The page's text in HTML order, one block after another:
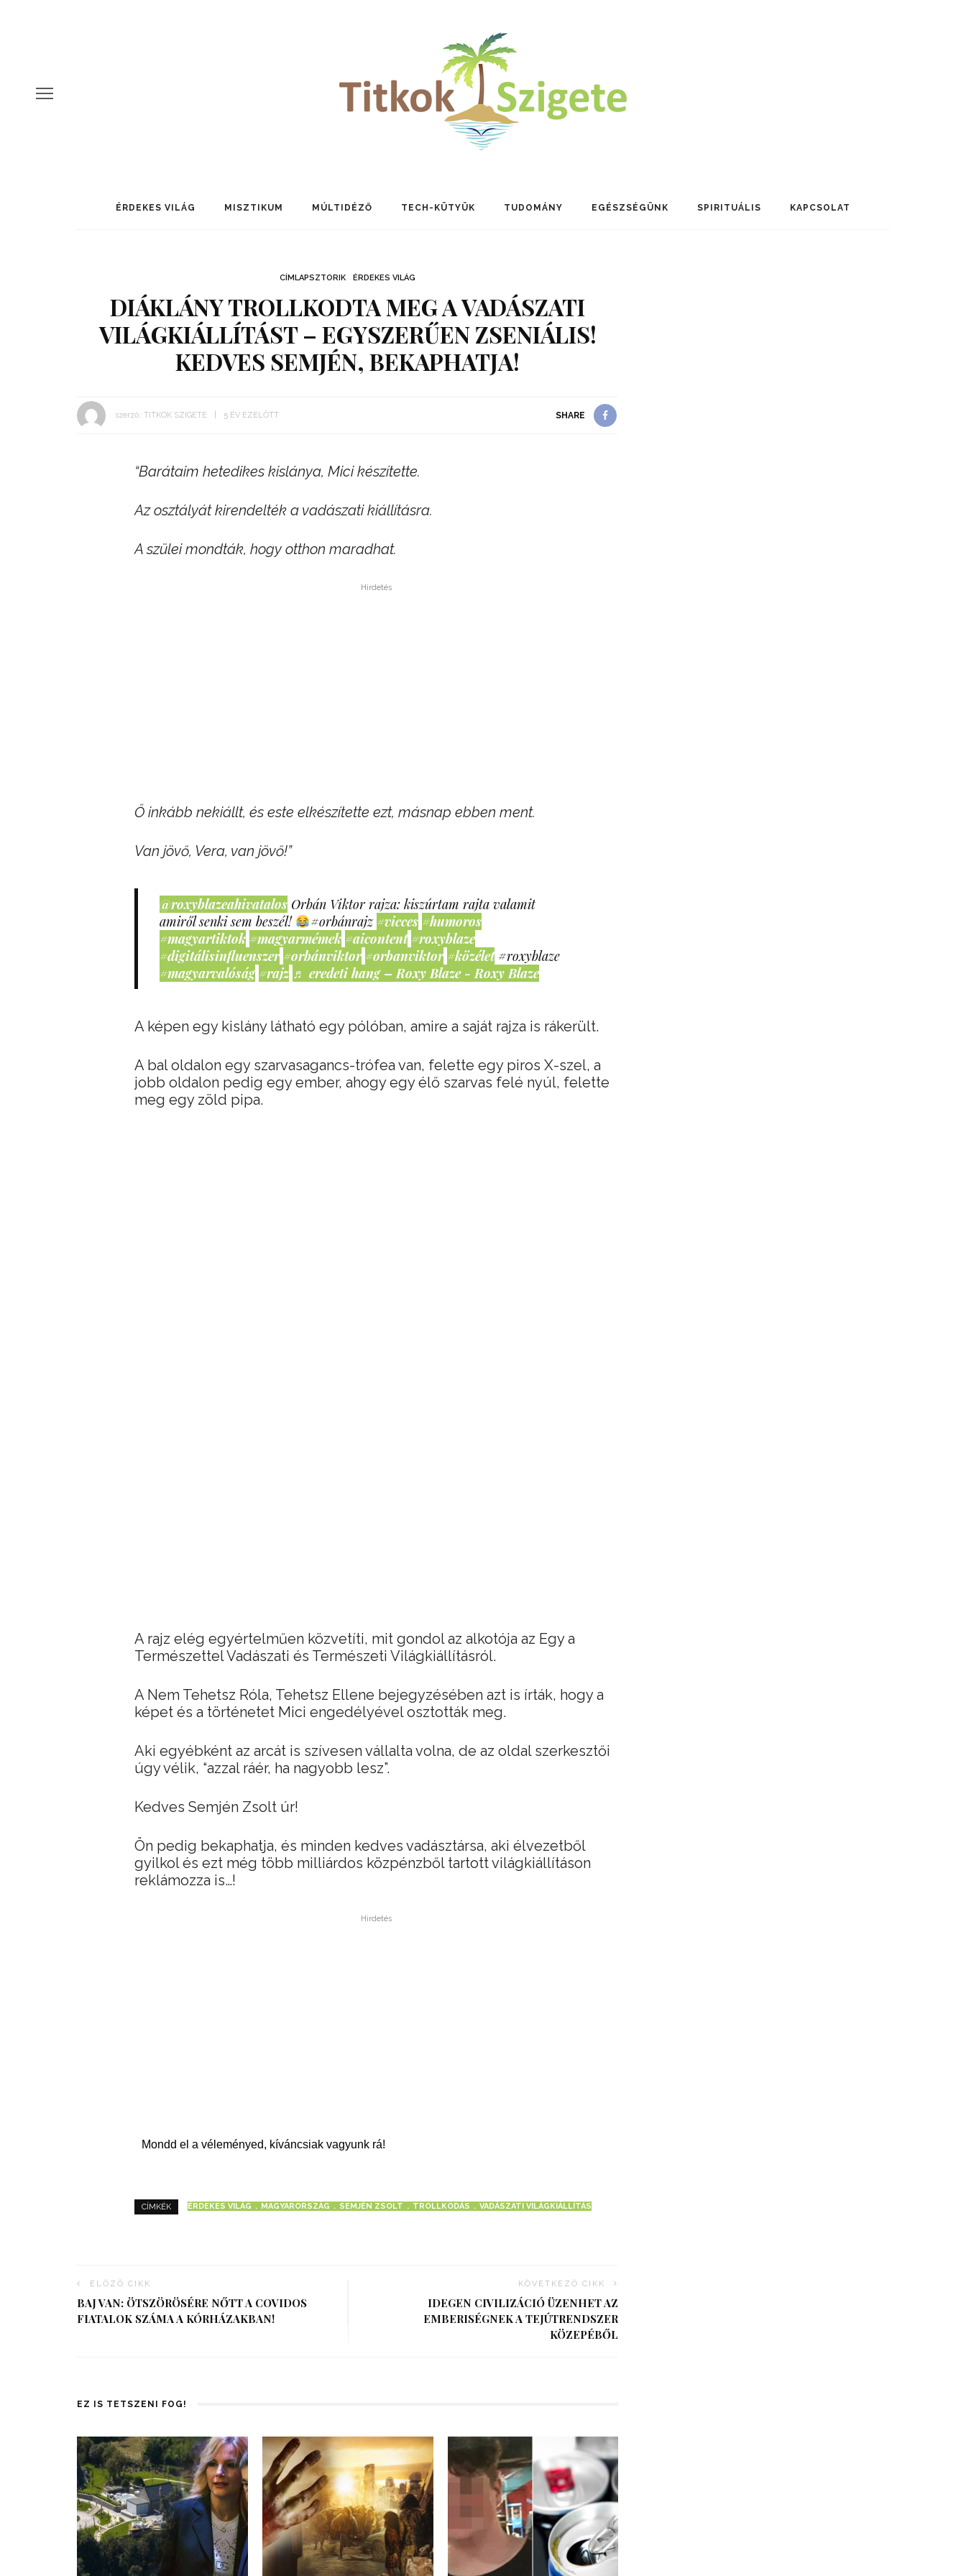
ÉRDEKES VILÁG MISZTIKUM MÚLTIDÉZŐ TECH-KÜTYÜK TUDOMÁNY EGÉSZSÉGÜNK SPIRITUÁLIS KAPCSOLAT
CÍMLAPSZTORIK ÉRDEKES VILÁG
DIÁKLÁNY TROLLKODTA MEG A VADÁSZATI
VILÁGKIÁLLÍTÁST – EGYSZERŰEN ZSENIÁLIS!
KEDVES SEMJÉN, BEKAPHATJA!
szerző: TITKOK SZIGETE 5 ÉV EZELŐTT SHARE
“Barátaim hetedikes kislánya, Mici készítette.
Az osztályát kirendelték a vadászati kiállításra.
A szülei mondták, hogy otthon maradhat.
Hirdetés
Ő inkább nekiállt, és este elkészítette ezt, másnap ebben ment.
Van jövő, Vera, van jövő!”
@roxyblazeahivatalos Orbán Viktor rajza: kiszúrtam rajta valamit
amiről senki sem beszél!
#orbánrajz #vicces #humoros
#magyartiktok #magyarmémek #aicontent #roxyblaze
#digitálisinfluenszer #orbánviktor #orbanviktor #közélet #roxyblaze
#magyarvalóság #rajz ♬ eredeti hang – Roxy Blaze - Roxy Blaze
A képen egy kislány látható egy pólóban, amire a saját rajza is rákerült.
A bal oldalon egy szarvasagancs-trófea van, felette egy piros X-szel, a
jobb oldalon pedig egy ember, ahogy egy élő szarvas felé nyúl, felette
meg egy zöld pipa.
A rajz elég egyértelműen közvetíti, mit gondol az alkotója az Egy a
Természettel Vadászati és Természeti Világkiállításról.
A Nem Tehetsz Róla, Tehetsz Ellene bejegyzésében azt is írták, hogy a
képet és a történetet Mici engedélyével osztották meg.
Aki egyébként az arcát is szívesen vállalta volna, de az oldal szerkesztői
úgy vélik, “azzal ráér, ha nagyobb lesz”.
Kedves Semjén Zsolt úr!
Ön pedig bekaphatja, és minden kedves vadásztársa, aki élvezetből
gyilkol és ezt még több milliárdos közpénzből tartott világkiállításon
reklámozza is…!
Hirdetés
Mondd el a véleményed, kíváncsiak vagyunk rá!
CÍMKÉK ÉRDEKES VILÁG MAGYARORSZÁG SEMJÉN ZSOLT TROLLKODÁS VADÁSZATI VILÁGKIÁLLÍTÁS
ELŐZŐ CIKK
BAJ VAN: ÖTSZÖRÖSÉRE NŐTT A COVIDOS
FIATALOK SZÁMA A KÓRHÁZAKBAN!
KÖVETKEZŐ CIKK
IDEGEN CIVILIZÁCIÓ ÜZENHET AZ
EMBERISÉGNEK A TEJÚTRENDSZER
KÖZEPÉBŐL
EZ IS TETSZENI FOG!